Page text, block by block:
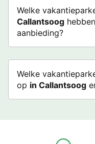
Welke
Callantsoog
aanbieding?
Welke
op in Callantsoog